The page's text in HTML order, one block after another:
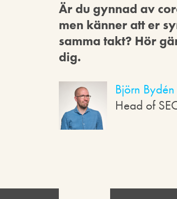
Är du gynnad av
men känner att er
samma takt? Hör
dig.
Björn Bydén
Head of